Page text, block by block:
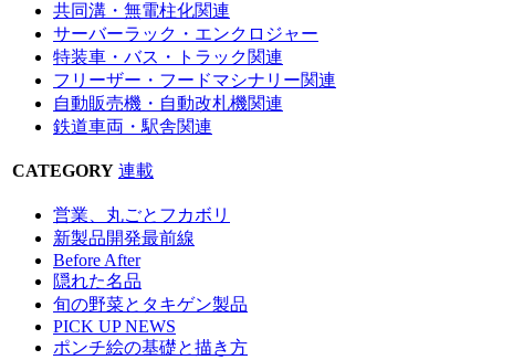
共同溝・無電柱化関連
サーバーラック・エンクロジャー
特装車・バス・トラック関連
フリーザー・フードマシナリー関連
自動販売機・自動改札機関連
鉄道車両・駅舎関連
CATEGORY 連載
営業、丸ごとフカボリ
新製品開発最前線
Before After
隠れた名品
旬の野菜とタキゲン製品
PICK UP NEWS
ポンチ絵の基礎と描き方